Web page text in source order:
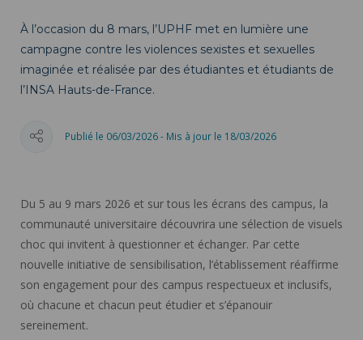
À l’occasion du 8 mars, l’UPHF met en lumière une
campagne contre les violences sexistes et sexuelles
imaginée et réalisée par des étudiantes et étudiants de
l’INSA Hauts-de-France.
Publié le 06/03/2026 - Mis à jour le 18/03/2026
Du 5 au 9 mars 2026 et sur tous les écrans des campus, la
communauté universitaire découvrira une sélection de visuels
choc qui invitent à questionner et échanger. Par cette
nouvelle initiative de sensibilisation, l’établissement réaffirme
son engagement pour des campus respectueux et inclusifs,
où chacune et chacun peut étudier et s’épanouir
sereinement.